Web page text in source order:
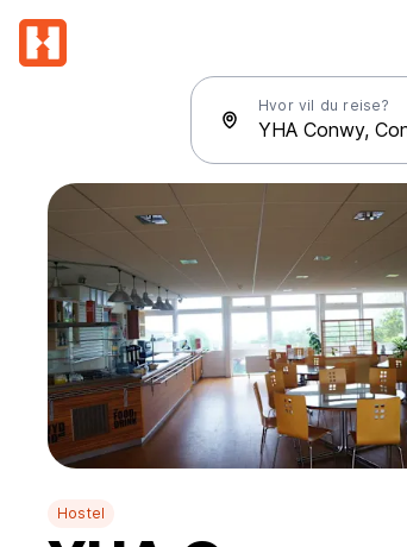
Hvor vil du reise?
Hostel